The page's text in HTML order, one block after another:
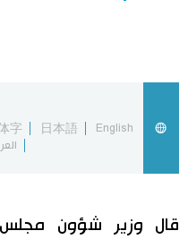
اليابان في فيديو
English
日本語
字
قال وزير شؤون مجلس